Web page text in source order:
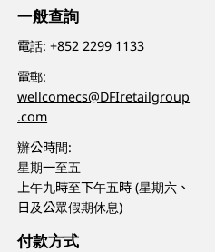
一般查詢
電話:+852 2299 1133
電郵:
wellcomecs@DFIretailgroup
.com
辦公時間:
星期一至五
上午九時至下午五時 (星期六、
日及公眾假期休息)
付款方式